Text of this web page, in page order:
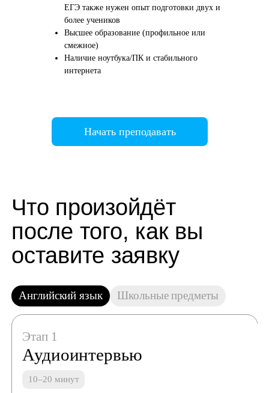
Начать преподавать
ЕГЭ также нужен опыт подготовки двух и
более учеников
Высшее образование (профильное или
смежное)
Наличие ноутбука/ПК и стабильного
интернета
Начать преподавать